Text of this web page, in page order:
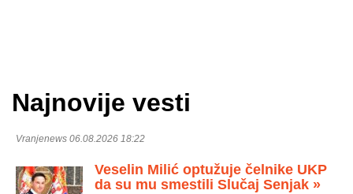
Najnovije vesti
Vranjenews 06.08.2026 18:22
Veselin Milić optužuje čelnike UKP
da su mu smestili Slučaj Senjak »